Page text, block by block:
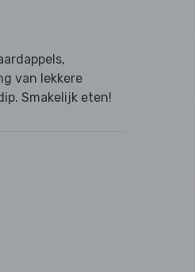
van lekkere
Smakelijk eten!